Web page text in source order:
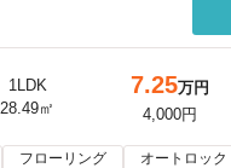
1LDK
28.49㎡
7.25万円
4,000円
フローリング オートロック